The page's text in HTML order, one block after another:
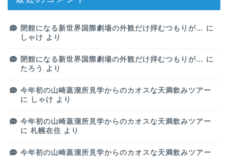
閉館になる新世界国際劇場の外観だけ拝むつもりが… に
しゃけ より
閉館になる新世界国際劇場の外観だけ拝むつもりが… に
たろう
より
今年初の山崎蒸溜所見学からのカオスな天満飲みツアー
に
しゃけ より
今年初の山崎蒸溜所見学からのカオスな天満飲みツアー
に 札幌在住 より
今年初の山崎蒸溜所見学からのカオスな天満飲みツアー